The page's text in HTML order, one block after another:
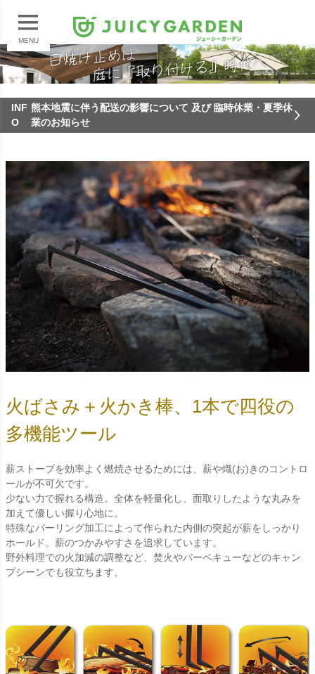
MENU
INF
O
熊本地震に伴う配送の影響について 及び 臨時休業・夏季休
業のお知らせ
火ばさみ＋火かき棒、1本で四役の
多機能ツール
薪ストーブを効率よく燃焼させるためには、薪や熾(お)きのコントロ
ールが不可欠です。
少ない力で握れる構造。全体を軽量化し、面取りしたような丸みを
加えて優しい握り心地に。
特殊なバーリング加工によって作られた内側の突起が薪をしっかり
ホールド。薪のつかみやすさを追求しています。
野外料理での火加減の調整など、焚火やバーベキューなどのキャン
プシーンでも役立ちます。